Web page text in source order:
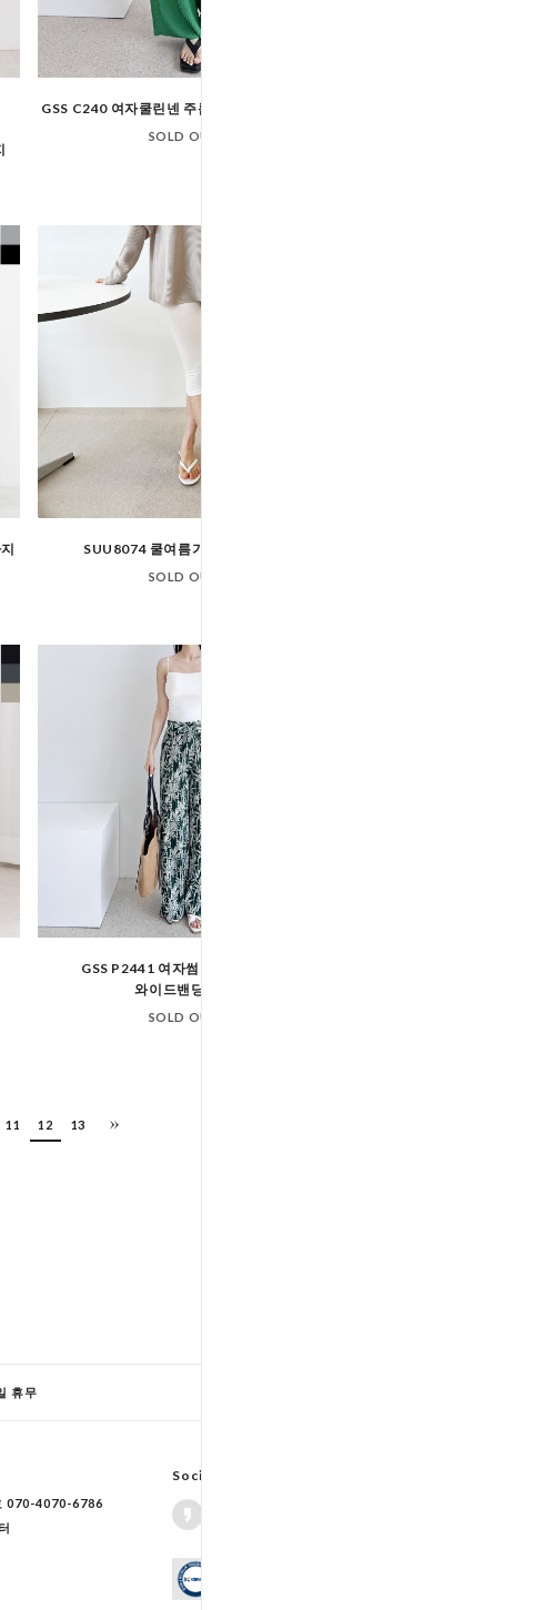
GSS C240 여자쿨린넨 주름 플리츠와이드팬츠
SOLD OUT
SUU8074 쿨여름기본7부레깅스
SOLD OUT
GSS P2441 여자썸머플리츠 프릴
와이드밴딩팬츠
SOLD OUT
11 12 13
휴무
070-4070-6786
Social Network